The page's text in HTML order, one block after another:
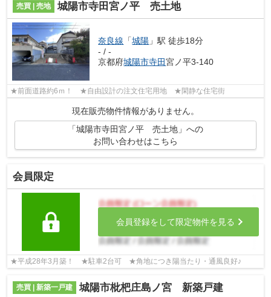
売買 | 売地 城陽市寺田宮ノ平 売土地
奈良線 「城陽 」駅 徒歩18分
- / -
京都府城陽市寺田宮ノ平3-140
★前面道路約6ｍ！ ★自由設計の注文住宅用地 ★閑静な住宅街
現在販売物件情報がありません。
「城陽市寺田宮ノ平 売土地」への
お問い合わせはこちら
会員限定
会員登録をして限定物件を見る
★平成28年3月築！ ★駐車2台可 ★角地につき陽当たり・通風良好♪
売買 | 新築一戸建 城陽市枇杷庄島ノ宮 新築戸建